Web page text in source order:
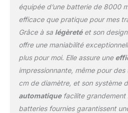
Batterie
grâce à
haute
4.0Ah.
ainsi
équipée d’une batterie de 8000
efficace que pratique pour mes
Grâce à sa légèretéet son
offre une maniabilité
plus pour moi. Elle assure une
impressionnante, même pour des
cm de diamètre, et son système
automatiquefacilite grandement
batteries fournies garantissent